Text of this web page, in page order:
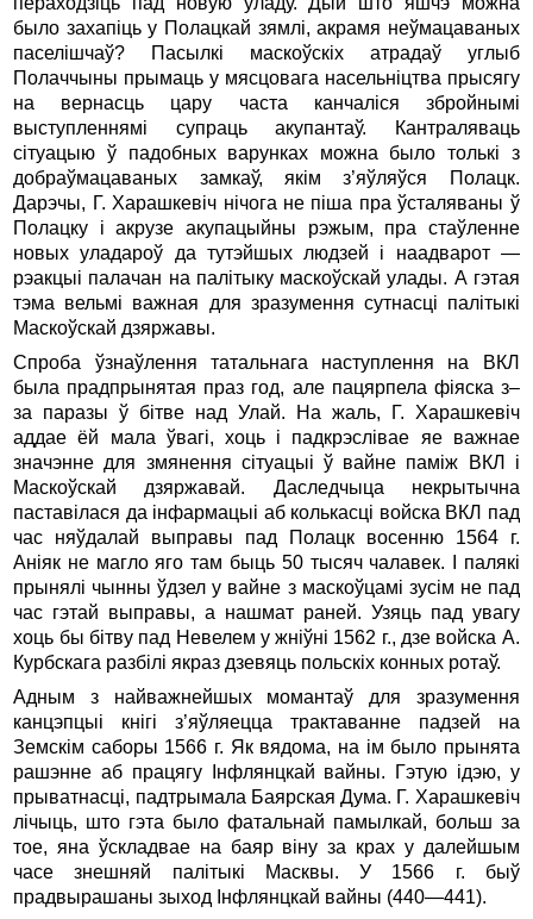
было захапіць у Полацкай зямлі, акрамя неўмацаваных
паселішчаў? Пасылкі маскоўскіх атрадаў углыб
Полаччыны прымаць у мясцовага насельніцтва прысягу
на вернасць цару часта канчаліся збройнымі
выступленнямі супраць акупантаў. Кантраляваць
сітуацыю ў падобных варунках можна было толькі з
добраўмацаваных замкаў, якім з’яўляўся Полацк.
Дарэчы, Г. Харашкевіч нічога не піша пра ўсталяваны ў
Полацку і акрузе акупацыйны рэжым, пра стаўленне
новых уладароў да тутэйшых людзей і наадварот —
рэакцыі палачан на палітыку маскоўскай улады. А гэтая
тэма вельмі важная для зразумення сутнасці палі­тыкі
Маскоўскай дзяржавы.
Спроба ўзнаўлення татальнага наступлення на ВКЛ
была прадпрынятая праз год, але пацярпела фіяска з–
за паразы ў бітве над Улай. На жаль, Г. Харашкевіч
аддае ёй мала ўвагі, хоць і падкрэслівае яе важнае
значэнне для змянення сітуацыі ў вайне паміж ВКЛ і
Маскоўскай дзяржавай. Даследчыца некрытычна
паставілася да інфармацыі аб колькасці войска ВКЛ пад
час няўдалай выправы пад Полацк восенню 1564 г.
Аніяк не магло яго там быць 50 тысяч чалавек. І палякі
прынялі чынны ўдзел у вайне з маскоўцамі зусім не пад
час гэтай выправы, а нашмат раней. Узяць пад увагу
хоць бы бітву пад Невелем у жніўні 1562 г., дзе войска А.
Курбскага разбілі якраз дзевяць польскіх конных ротаў.
Адным з найважнейшых момантаў для зразумення
канцэпцыі кнігі з’яўляецца трактаванне падзей на
Земскім саборы 1566 г. Як вядома, на ім было прынята
рашэнне аб працягу Інфлянцкай вайны. Гэтую ідэю, у
прыватнасці, падтрымала Баярская Дума. Г. Харашкевіч
лічыць, што гэта было фатальнай памылкай, больш за
тое, яна ўскладвае на баяр віну за крах у далейшым
часе знешняй палітыкі Масквы. У 1566 г. быў
прадвырашаны зыход Інфлянцкай вайны (440—441).